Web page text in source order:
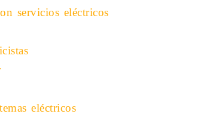
servicios eléctricos
eléctricos